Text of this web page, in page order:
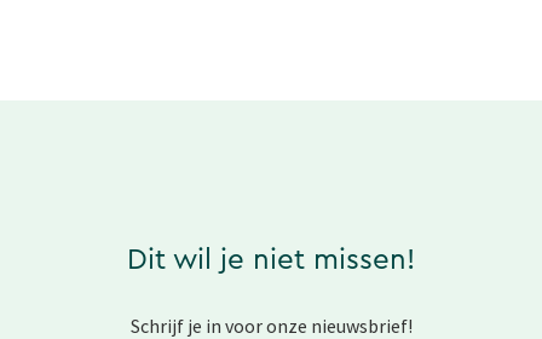
Dit wil je niet missen!
Schrijf je in voor onze nieuwsbrief!